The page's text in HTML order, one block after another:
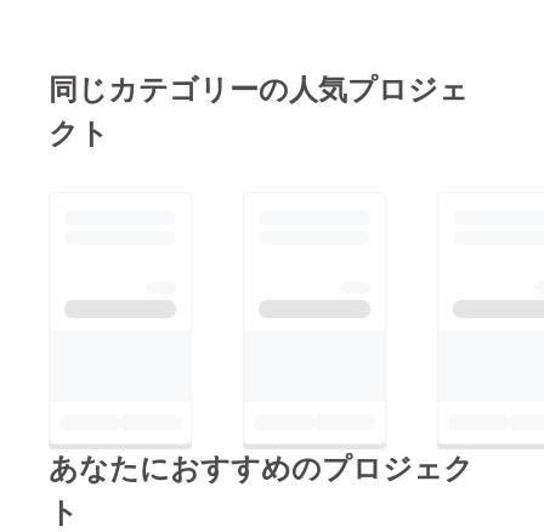
同じカテゴリーの人気プロジェ
クト
あなたにおすすめのプロジェク
ト